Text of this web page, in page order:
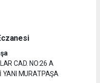
CAD. NO:26 A
YANI MURATPAŞA